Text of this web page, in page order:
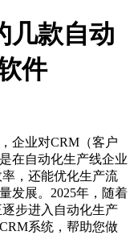
几款自动
件
企业对CRM（客户
在自动化生产线企业
，还能优化生产流
发展。2025年，随着
步进入自动化生产
系统，帮助您做